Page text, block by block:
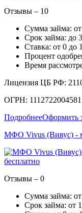
Отзывы – 10
Сумма займа:
Срок займа: до
Ставка: от 0 до
Процент
Время
Лицензия ЦБ РФ:
ОГРН: 1112722004581
ПодробнееОформить
МФО Vivus (Вивус) -
бесплатно
Отзывы – 0
Сумма займа:
Срок займа: от